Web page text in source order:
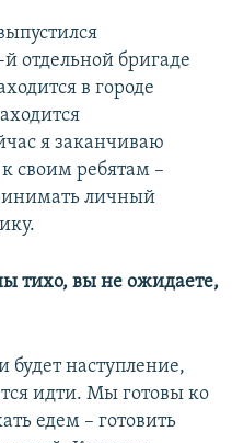
отдельной бригаде
в городе
я заканчиваю
своим ребятам –
личный
тихо, вы не ожидаете,
будет наступление,
идти. Мы готовы ко
едем – готовить